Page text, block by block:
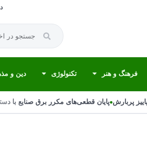
فرهنگ و هنر تکنولوژی دین و
پربارش•پایان قطعی‌های مکرر برق صنایع با